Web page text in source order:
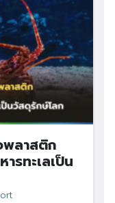
พลาสติก
รทะเลเป็น